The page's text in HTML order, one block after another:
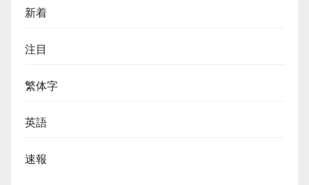
新着
注目
繁体字
英語
速報